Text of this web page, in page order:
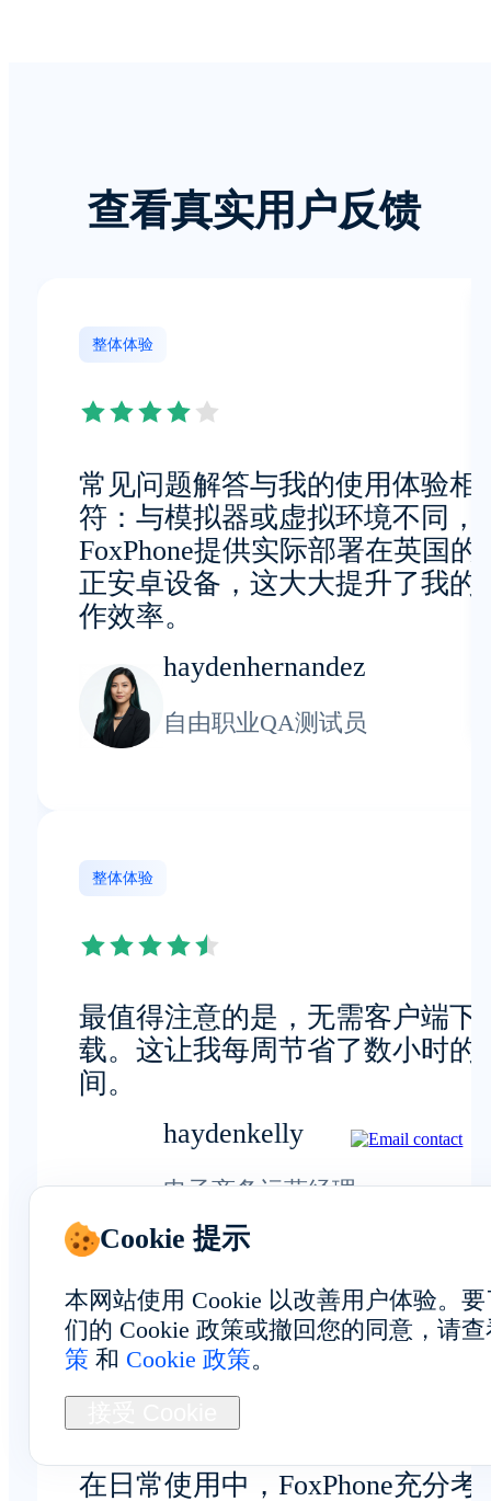
查看真实用户反馈
整体体验
常见问题解答与我的使用体验相
符：与模拟器或虚拟环境不同，
FoxPhone提供实际部署在英国的
正安卓设备，这大大提升了我的
作效率。
haydenhernandez
自由职业QA测试员
整体体验
最值得注意的是，无需客户端下
载。这让我每周节省了数小时的
间。
haydenkelly
电子商务运营经理
整体体验
在日常使用中，FoxPhone充分考
Cookie 提示
本网站使用 Cookie 以改善用户体验。
们的 Cookie 政策或撤回您的同意，请
策 和 Cookie 政策。